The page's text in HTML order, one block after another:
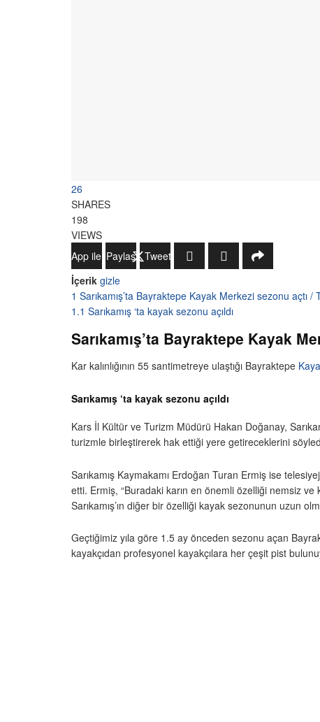
26
SHARES
198
VIEWS
WhatsApp ile Gönder
Paylaş
Tweetle
İçerik gizle
1 Sarıkamış’ta Bayraktepe Kayak Merkezi sezonu açtı
1.1 Sarıkamış ‘ta kayak sezonu açıldı
Sarıkamış’ta Bayraktepe Kayak
Kar kalınlığının 55 santimetreye ulaştığı Bayraktepe
Sarıkamış ‘ta kayak sezonu açıldı
Kars İl Kültür ve Turizm Müdürü Hakan Doğanay,
turizmle birleştirerek hak ettiği yere getireceklerini
Sarıkamış Kaymakamı Erdoğan Turan Ermiş ise
etti. Ermiş, “Buradaki karın en önemli özelliği nemsiz
Sarıkamış’ın diğer bir özelliği kayak sezonunun uzun
Geçtiğimiz yıla göre 1.5 ay önceden sezonu açan
kayakçıdan profesyonel kayakçılara her çeşit pist